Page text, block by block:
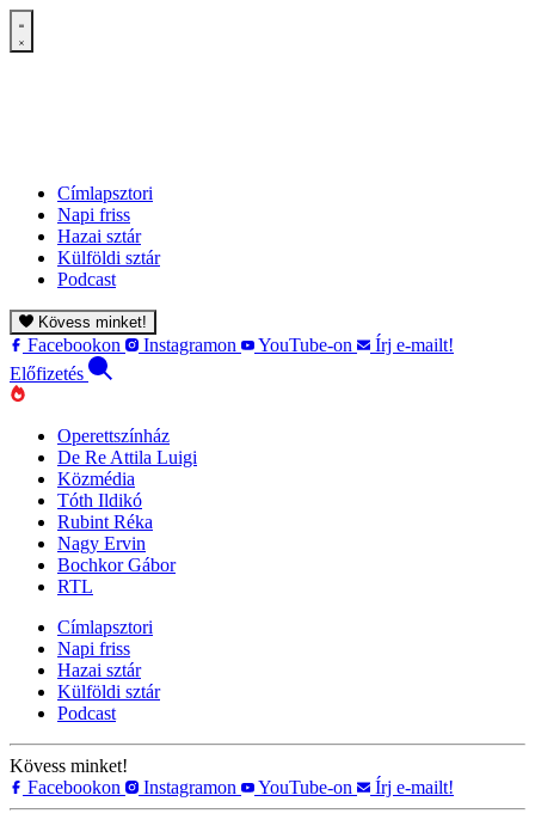
Címlapsztori
Napi friss
Hazai sztár
Külföldi sztár
Podcast
Kövess minket!
Facebookon Instagramon YouTube-on
Írj e-mailt!
Előfizetés
Operettszínház
De Re Attila Luigi
Közmédia
Tóth Ildikó
Rubint Réka
Nagy Ervin
Bochkor Gábor
RTL
Címlapsztori
Napi friss
Hazai sztár
Külföldi sztár
Podcast
Kövess minket!
Facebookon
Instagramon YouTube-on Írj e-mailt!